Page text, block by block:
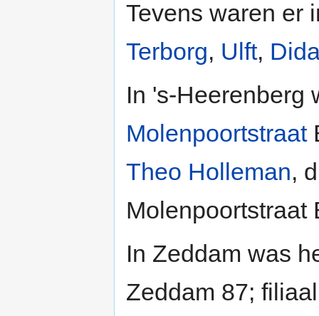
Tevens waren er
Terborg, Ulft,
In 's-Heerenberg
Molenpoortstraat
Theo Holleman,
Molenpoortstraat
In Zeddam was
Zeddam 87;